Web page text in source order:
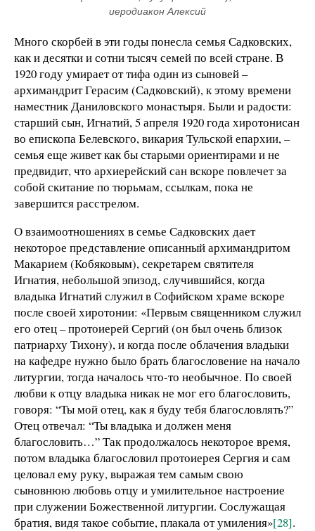
иеродиакон Алексий
Много скорбей в эти годы понесла семья Садковских,
как и десятки и сотни тысяч семей по всей стране. В
1920 году умирает от тифа один из сыновей –
архимандрит Герасим (Садковский), к этому времени
наместник Даниловского монастыря. Были и радости:
старший сын, Игнатий, 5 апреля 1920 года хиротонисан
во епископа Белевского, викария Тульской епархии, –
семья еще живет как бы старыми ориентирами и не
предвидит, что архиерейский сан вскоре повлечет за
собой скитание по тюрьмам, ссылкам, пока не
завершится расстрелом.
О взаимоотношениях в семье Садковских дает
некоторое представление описанный архимандритом
Макарием (Кобяковым), секретарем святителя
Игнатия, небольшой эпизод, случившийся, когда
владыка Игнатий служил в Софийском храме вскоре
после своей хиротонии: «Первым священником служил
его отец – протоиерей Сергий (он был очень близок
патриарху Тихону), и когда после облачения владыки
на кафедре нужно было брать благословение на начало
литургии, тогда началось что-то необычное. По своей
любви к отцу владыка никак не мог его благословить,
говоря: “Ты мой отец, как я буду тебя благословлять?”
Отец отвечал: “Ты владыка и должен меня
благословить…” Так продолжалось некоторое время,
потом владыка благословил протоиерея Сергия и сам
целовал ему руку, выражая тем самым свою
сыновнюю любовь отцу и умилительное настроение
при служении Божественной литургии. Сослужащая
братия, видя такое событие, плакала от умиления»[28].